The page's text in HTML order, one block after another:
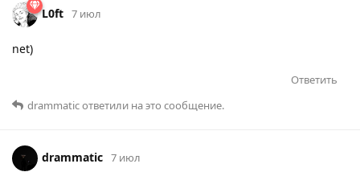
L0ft 7 июл
net)
Ответить
drammaticответили на это сообщение.
drammatic 7 июл